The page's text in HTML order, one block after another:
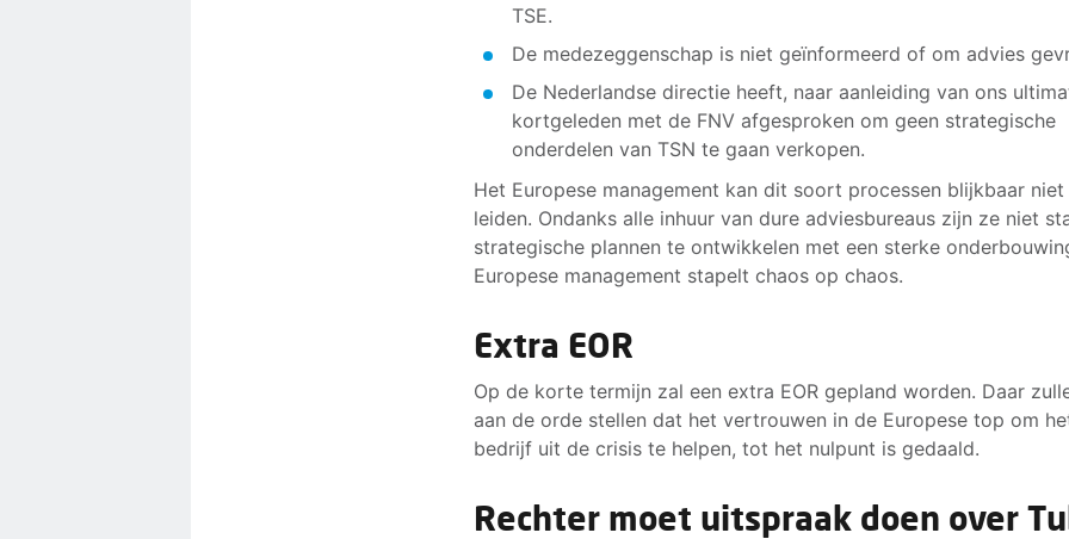
TSE.
De medezeggenschap is niet geïnformeerd of om advies
De Nederlandse directie heeft, naar aanleiding van ons
kortgeleden met de FNV afgesproken om geen strategische
onderdelen van TSN te gaan verkopen.
Het Europese management kan dit soort processen blijkbaar
leiden. Ondanks alle inhuur van dure adviesbureaus zijn ze niet
strategische plannen te ontwikkelen met een sterke
Europese management stapelt chaos op chaos.
Extra EOR
Op de korte termijn zal een extra EOR gepland worden. Daar
aan de orde stellen dat het vertrouwen in de Europese top om
bedrijf uit de crisis te helpen, tot het nulpunt is gedaald.
Rechter moet uitspraak doen over